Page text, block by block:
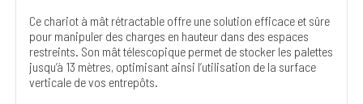
Ce chariot à mât rétractable offre une solution efficace et sûre
pour manipuler des charges en hauteur dans des espaces
restreints. Son mât télescopique permet de stocker les palettes
jusqu’à 13 mètres, optimisant ainsi l’utilisation de la surface
verticale de vos entrepôts.